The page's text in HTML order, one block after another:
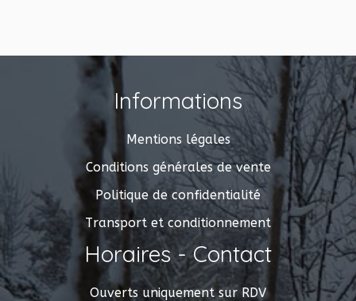
Informations
Mentions légales
Conditions générales de vente
Politique de confidentialité
Transport et conditionnement
Horaires - Contact
Ouverts uniquement sur RDV